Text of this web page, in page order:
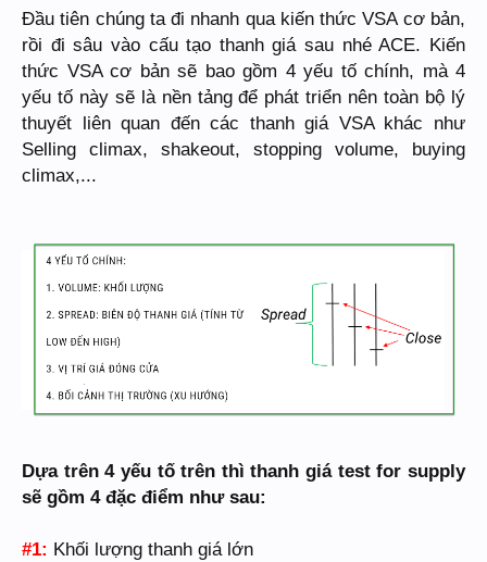
Đầu tiên chúng ta đi nhanh qua kiến thức VSA cơ bản,
rồi đi sâu vào cấu tạo thanh giá sau nhé ACE. Kiến
thức VSA cơ bản sẽ bao gồm 4 yếu tố chính, mà 4
yếu tố này sẽ là nền tảng để phát triển nên toàn bộ lý
thuyết liên quan đến các thanh giá VSA khác như
Selling climax, shakeout, stopping volume, buying
climax,...
Dựa trên 4 yếu tố trên thì thanh giá test for supply
sẽ gồm 4 đặc điểm như sau:
#1: Khối lượng thanh giá lớn